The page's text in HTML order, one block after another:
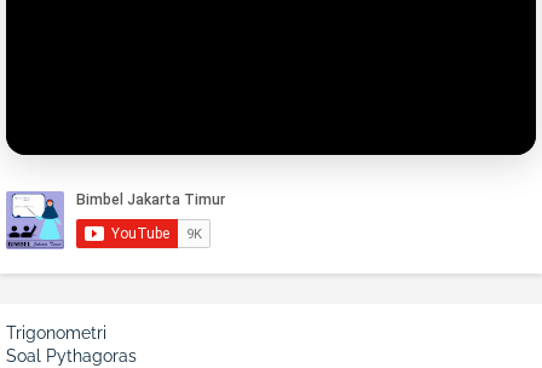
Trigonometri
Soal Pythagoras